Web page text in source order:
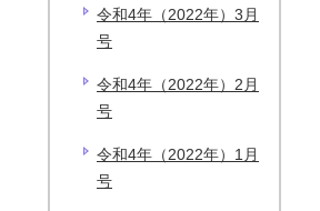
令和4年（2022年）3月
号
令和4年（2022年）2月
号
令和4年（2022年）1月
号